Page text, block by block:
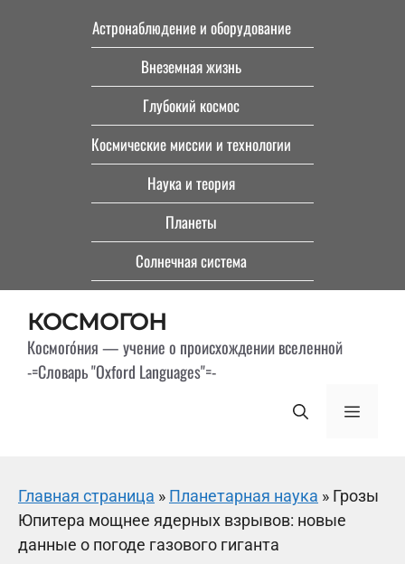
Астронаблюдение и оборудование
Внеземная жизнь
Глубокий космос
Космические миссии и технологии
Наука и теория
Планеты
Солнечная система
КОСМОГОН
Космого́ния — учение о происхождении вселенной
-=Словарь "Oxford Languages"=-
Меню
Главная страница » Планетарная наука » Грозы
Юпитера мощнее ядерных взрывов: новые
данные о погоде газового гиганта